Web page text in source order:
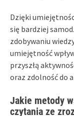
Dzięki
się bardziej
zdobywaniu
umiejętność
przyszłą
oraz zdolność do
Jakie metody
czytania ze